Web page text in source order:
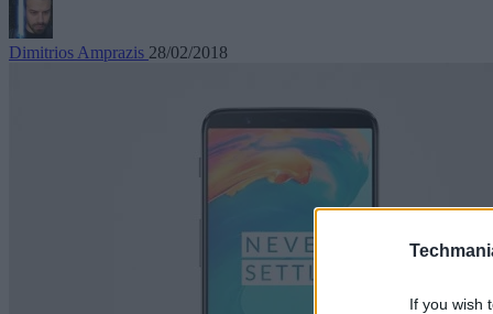
If you wish
Dimitrios Amprazis 28/02/2018